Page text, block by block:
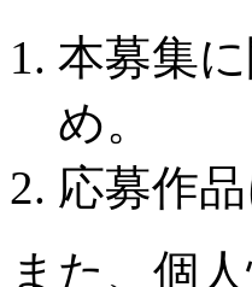
本募集
め。
応募作
また、個